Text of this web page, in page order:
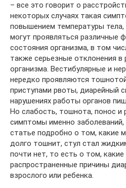
– все это говорит о
некоторых случаях такая
повышением температуры
могут проявляться различные
состояния организма, в том
также серьезные отклонения в
организма. Вестибулярные и
нередко проявляются
приступами рвоты, диарейный
нарушениях работы органов
Но слабость, тошнота, понос и
симптомы именно заболеваний,
статье подробно о том, какие
долго тошнит, стул стал
почти нет, то есть о том,
распространенные причины
взрослого или ребенка.